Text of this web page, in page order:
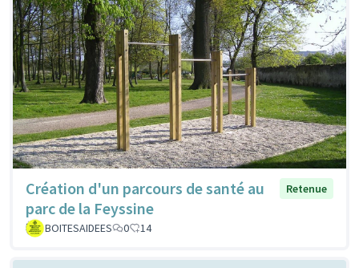
Création d'un parcours de santé au
parc de la Feyssine
Retenue
BOITESAIDEES 0 14